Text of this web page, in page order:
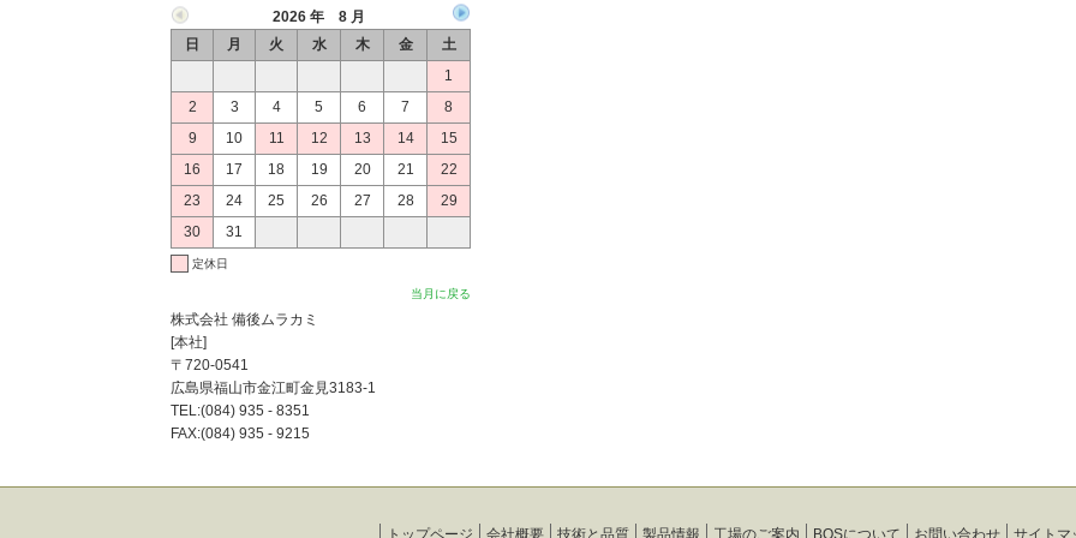
2026 年 8 月
日
月 火 水 木 金
土
1
2
3 4 5 6 7
8
9
10 11 12 13 14
15
16
17 18 19 20 21
22
23
24 25 26 27 28
29
30
31
定休日
当月に戻る
株式会社 備後ムラカミ
[本社]
〒720-0541
広島県福山市金江町金見3183-1
TEL:(084) 935 - 8351
FAX:(084) 935 - 9215